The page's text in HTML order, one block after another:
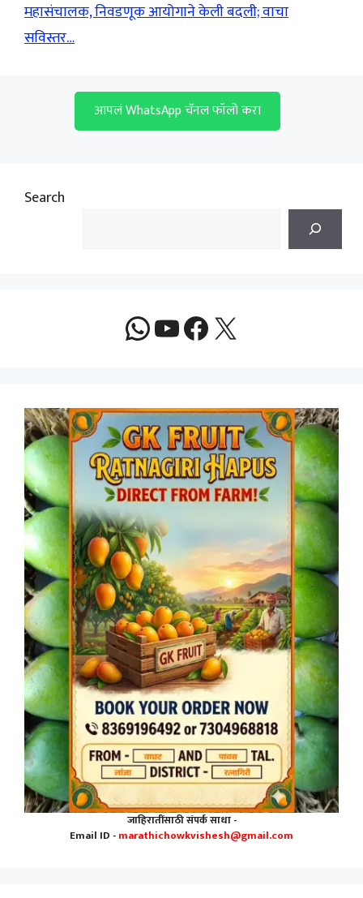
महासंचालक, निवडणूक आयोगाने केली बदली; वाचा
सविस्तर…
आपलं WhatsApp चॅनल फॉलो करा
Search
WhatsApp
YouTube
Facebook
X
जाहिरातींसाठी संपर्क साधा -
Email ID -marathichowkvishesh@gmail.com